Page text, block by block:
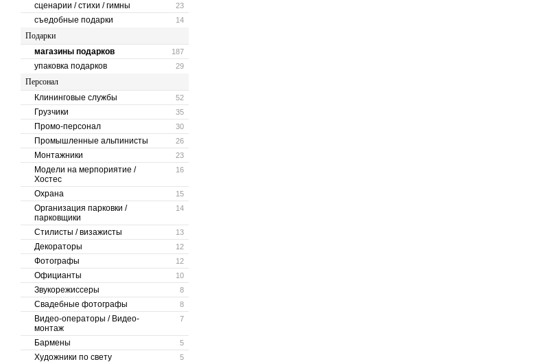
23
сценарии / стихи / гимны
14
съедобные подарки
Подарки
187
магазины подарков
29
упаковка подарков
Персонал
52
Клининговые службы
35
Грузчики
30
Промо-персонал
26
Промышленные альпинисты
23
Монтажники
16
Модели на мерпориятие /
Хостес
15
Охрана
14
Организация парковки /
парковщики
13
Стилисты / визажисты
12
Декораторы
12
Фотографы
10
Официанты
8
Звукорежиссеры
8
Свадебные фотографы
7
Видео-операторы / Видео-
монтаж
5
Бармены
5
Художники по свету